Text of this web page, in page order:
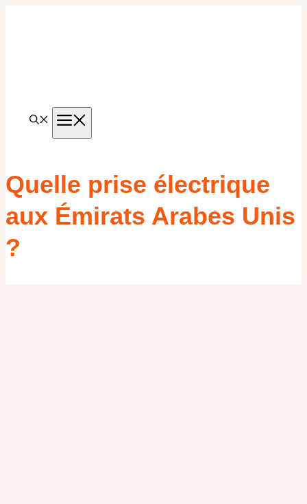
Quelle prise électrique
aux Émirats Arabes Unis
?